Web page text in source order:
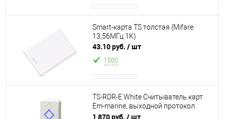
Smart-карта TS толстая (Mifare
13,56МГц 1K)
43.10 руб. / шт
1000
TS-RDR-E White Считыватель карт
Em-marine, выходной протокол
Wiegand-26/34, дальность
1 870 руб. / шт